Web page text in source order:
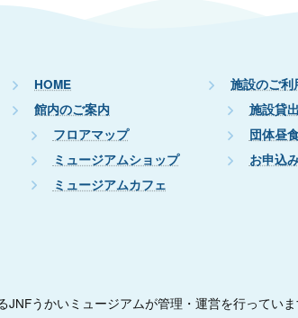
HOME
館内のご案内
フロアマップ
ミュージアムショップ
ミュージアムカフェ
施設のご利
施設貸
団体昼
お申込
うかいミュージアムが管理・運営を行っていま